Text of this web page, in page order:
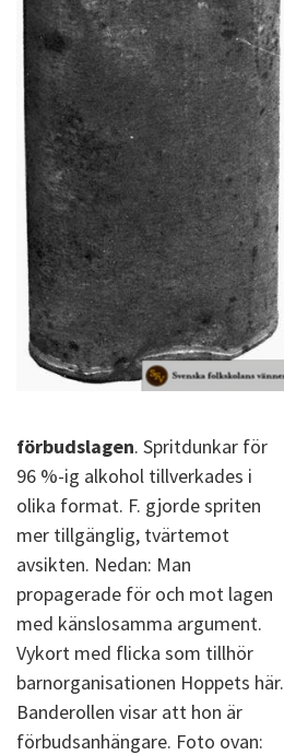
förbudslagen. Spritdunkar för
96 %-ig alkohol tillverkades i
olika format. F. gjorde spriten
mer tillgänglig, tvärtemot
avsikten. Nedan: Man
propagerade för och mot lagen
med känslosamma argument.
Vykort med flicka som tillhör
barnorganisationen Hoppets här.
Banderollen visar att hon är
förbudsanhängare. Foto ovan: